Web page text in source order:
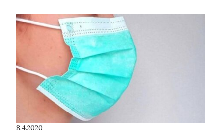
8.4.2020